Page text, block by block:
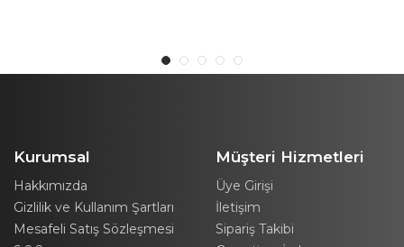
Kurumsal
Hakkımızda
Gizlilik ve Kullanım Şartları
Mesafeli Satış Sözleşmesi
Müşteri Hizmetleri
Üye Girişi
İletişim
Sipariş Takibi